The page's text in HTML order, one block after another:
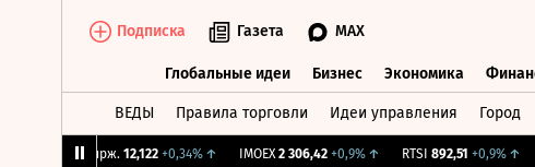
Подписка Газета MAX
Глобальные идеи Бизнес Экономика
ВЕДЫ Правила торговли Идеи управления Город
CNY Бирж. 12,122 +0,34%↑ IMOEX 2 306,42 +0,9%↑ RTSI 892,51 +0,9%↑